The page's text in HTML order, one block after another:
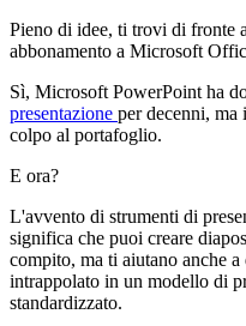
Pieno di idee, ti trovi di fronte
abbonamento a Microsoft
Sì, Microsoft PowerPoint ha
presentazione per decenni, ma
colpo al portafoglio.
E ora?
L'avvento di strumenti di
significa che puoi creare
compito, ma ti aiutano anche
intrappolato in un modello di
standardizzato.